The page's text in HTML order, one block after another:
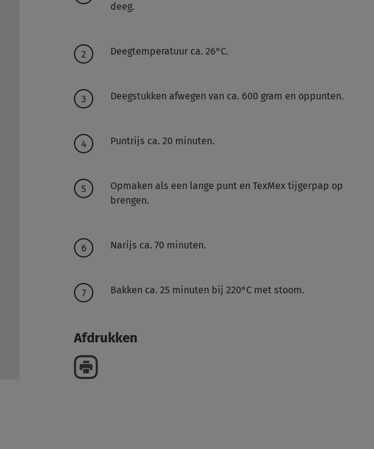
deeg.
Deegtemperatuur ca. 26°C.
Deegstukken afwegen van ca. 600 gram en oppunten.
Puntrijs ca. 20 minuten.
Opmaken als een lange punt en TexMex tijgerpap op
brengen.
Narijs ca. 70 minuten.
Bakken ca. 25 minuten bij 220°C met stoom.
Afdrukken